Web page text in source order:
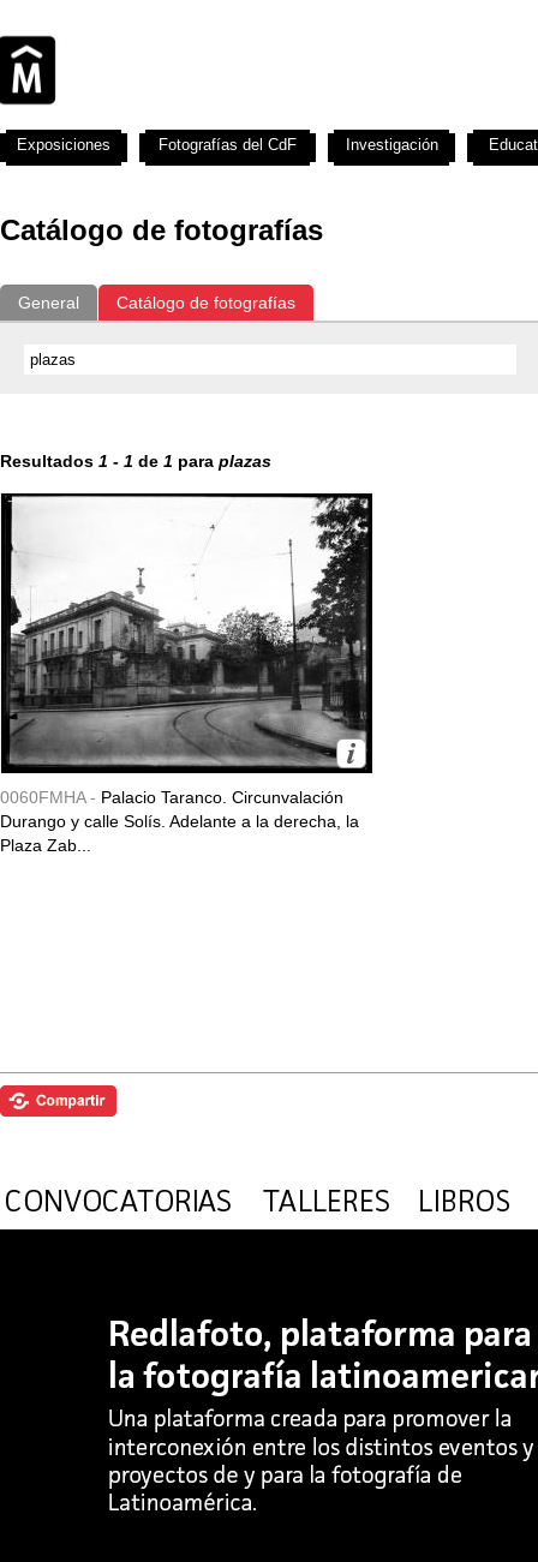
Catálogo de fotografías
General Catálogo de fotografías
Resultados 1 - 1 de 1 para plazas
0060FMHA - Palacio Taranco. Circunvalación
Durango y calle Solís. Adelante a la derecha, la
Plaza Zab...
Exposiciones Fotografías del CdF Investigación